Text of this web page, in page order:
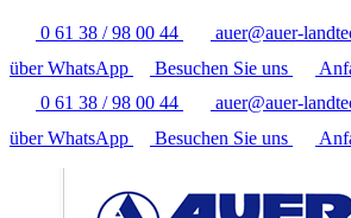
0 61 38 / 98 00 44 auer@auer-
über WhatsApp
Besuchen Sie uns
0 61 38 / 98 00 44
auer@auer-
über WhatsApp
Besuchen Sie uns